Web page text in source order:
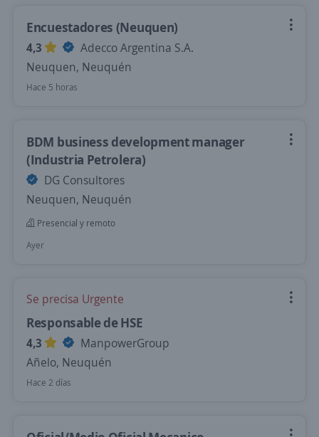
Encuestadores (Neuquen)
4,3
Adecco Argentina S.A.
Neuquen, Neuquén
Hace 5 horas
BDM business development manager
(Industria Petrolera)
DG Consultores
Neuquen, Neuquén
Presencial y remoto
Ayer
Se precisa Urgente
Responsable de HSE
4,3
ManpowerGroup
Añelo, Neuquén
Hace 2 días